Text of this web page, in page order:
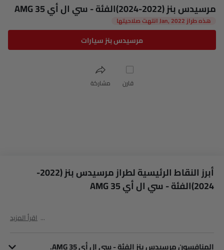
مرسيدس بنز (2022-2024)الفئة - سي ال أي AMG 35
هذه طراز Jan, 2022 انتهت صلاحيتها
مرسيدس بنز سيارات
قارن مشاركة
أبرز النقاط الرئيسية لطراز مرسيدس بنز (2022-
2024)الفئة - سي ال أي AMG 35
اقرأ المزيد
المنافسون مرسيدس بنز الفئة - سي ال أي AMG 35.